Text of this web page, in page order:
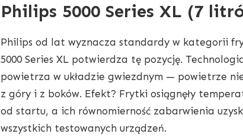
Philips 5000 Series XL (7
Philips od lat wyznacza standardy w kategorii
5000 Series XL potwierdza tę pozycję.
powietrza w układzie gwiezdnym — powietrze
z góry i z boków. Efekt? Frytki osiągnęły
od startu, a ich równomierność zabarwienia
wszystkich testowanych urządzeń.